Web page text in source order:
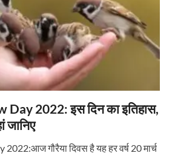
2022: इस दिन का इतिहास,
जानिए
गौरैया दिवस है यह हर वर्ष 20 मार्च